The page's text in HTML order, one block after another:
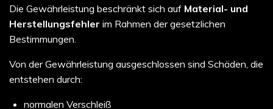
Die Gewährleistung beschränkt sich auf Material- und
Herstellungsfehler im Rahmen der gesetzlichen
Bestimmungen.
Von der Gewährleistung ausgeschlossen sind Schäden, die
entstehen durch:
normalen Verschleiß